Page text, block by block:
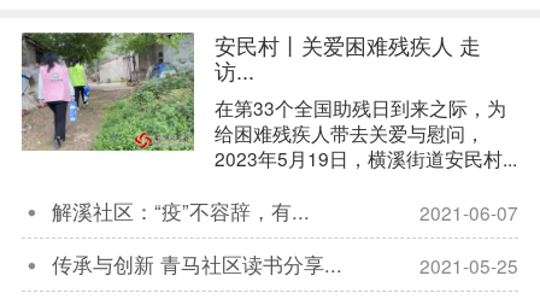
安民村丨关爱困难残疾人 走
访...
在第33个全国助残日到来之际，为
给困难残疾人带去关爱与慰问，
2023年5月19日，横溪街道安民村...
 解溪社区：“疫”不容辞，有... 2021-06-07
 传承与创新 青马社区读书分享... 2021-05-25